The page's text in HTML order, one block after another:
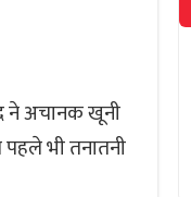
ने अचानक खूनी
पहले भी तनातनी